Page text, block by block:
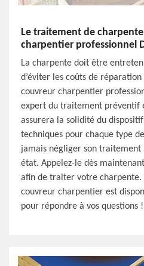
Le traitement de
charpentier professionnel
La charpente doit être
d’éviter les coûts de réparation
couvreur charpentier
expert du traitement préventif
assurera la solidité du
techniques pour chaque type
jamais négliger son traitement
état. Appelez-le dès
afin de traiter votre charpente.
couvreur charpentier est
pour répondre à vos questions !